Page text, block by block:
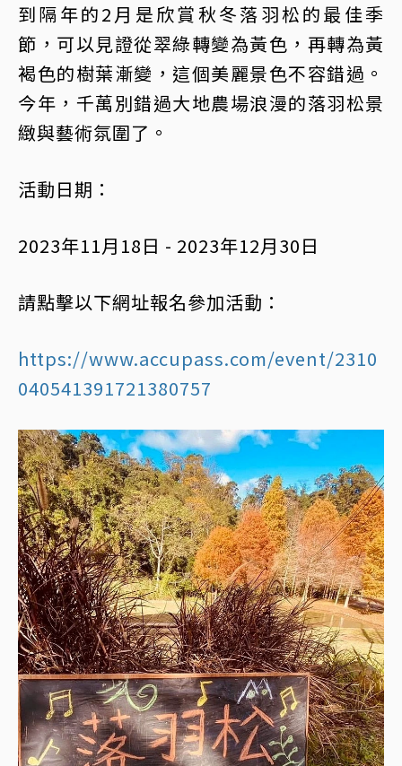
到隔年的2月是欣賞秋冬落羽松的最佳季
節，可以見證從翠綠轉變為黃色，再轉為黃
褐色的樹葉漸變，這個美麗景色不容錯過。
今年，千萬別錯過大地農場浪漫的落羽松景
緻與藝術氛圍了。
活動日期：
2023年11月18日 - 2023年12月30日
請點擊以下網址報名參加活動：
https://www.accupass.com/event/2310
040541391721380757